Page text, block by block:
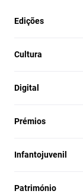
Edições
Cultura
Digital
Prémios
Infantojuvenil
Património